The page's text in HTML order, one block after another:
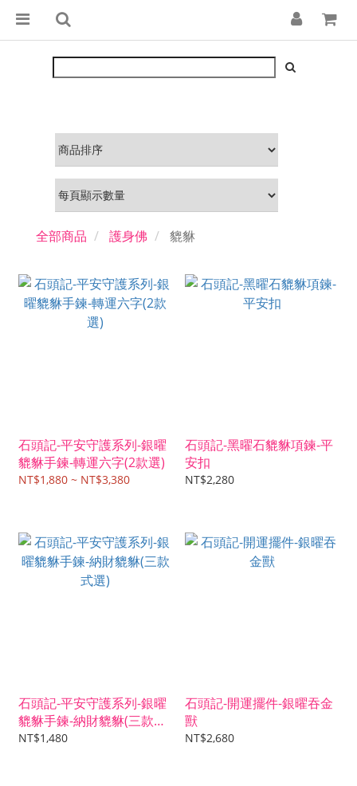
全部商品 護身佛 貔貅
石頭記-平安守護系列-銀曜
貔貅手鍊-轉運六字(2款選)
NT$1,880 ~ NT$3,380
石頭記-黑曜石貔貅項鍊-平
安扣
NT$2,280
石頭記-平安守護系列-銀曜
貔貅手鍊-納財貔貅(三款式
選)
NT$1,480
石頭記-開運擺件-銀曜吞金
獸
NT$2,680